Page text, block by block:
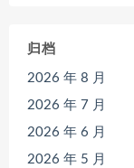
归档
2026 年 8 月
2026 年 7 月
2026 年 6 月
2026 年 5 月